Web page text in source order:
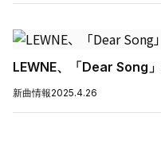
LEWNE、「Dear Song
新曲情報2025.4.26